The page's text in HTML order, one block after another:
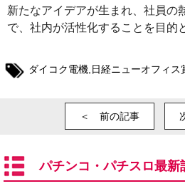
新たなアイデアが生まれ、社員の
で、社内が活性化することを目的
ダイコク電機 日経ニューオフィス
＜ 前の記事
パチンコ・パチスロ最新